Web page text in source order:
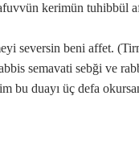
kerimün tuhibbül
seversin beni affet.
semavati sebği ve
bu duayı üç defa